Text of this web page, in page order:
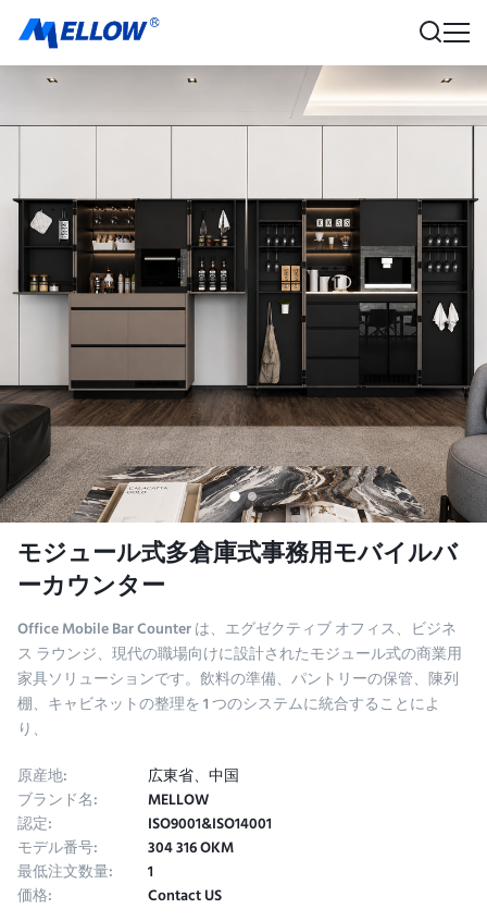
モジュール式多倉庫式事務用モバイルバ
ーカウンター
Office Mobile Bar Counter は、エグゼクティブ オフィス、ビジネ
ス ラウンジ、現代の職場向けに設計されたモジュール式の商業用
家具ソリューションです。飲料の準備、パントリーの保管、陳列
棚、キャビネットの整理を 1 つのシステムに統合することによ
り、
原産地:
広東省、中国
ブランド名: MELLOW
認定: ISO9001&ISO14001
モデル番号: 304 316 OKM
最低注文数量: 1
価格: Contact US